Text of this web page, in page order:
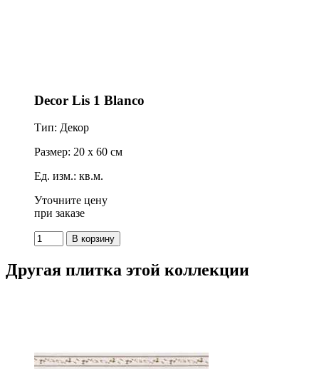
Decor Lis 1 Blanco
Тип: Декор
Размер: 20 x 60 см
Ед. изм.: кв.м.
Уточните цену
при заказе
Другая плитка этой коллекции